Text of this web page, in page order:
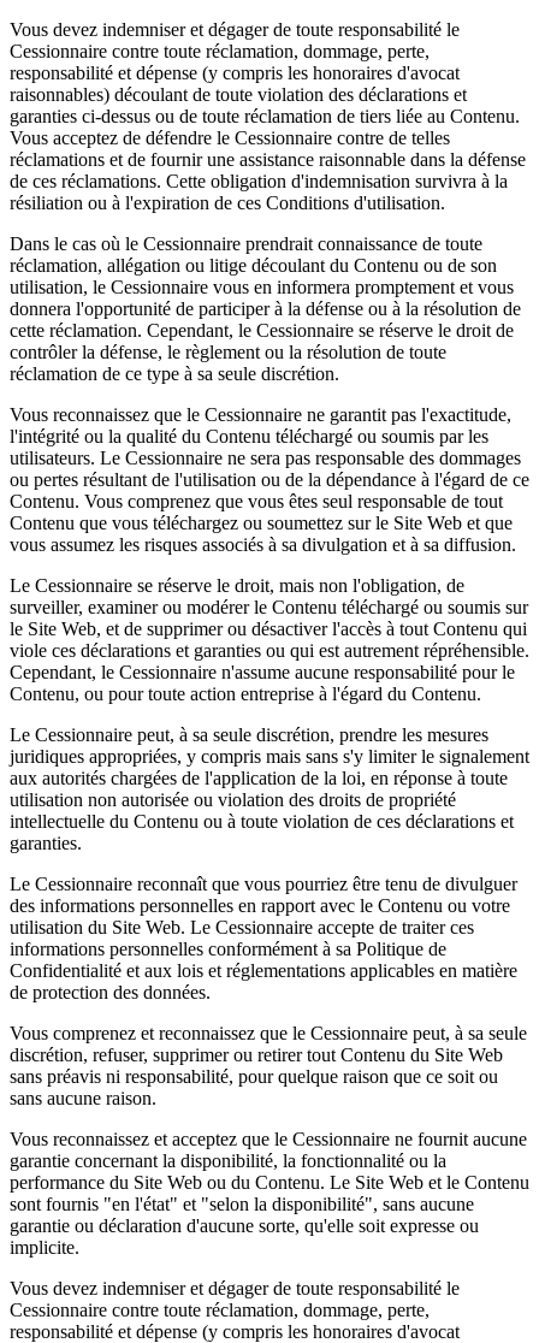
Vous devez indemniser et dégager de toute responsabilité le
Cessionnaire contre toute réclamation, dommage, perte,
responsabilité et dépense (y compris les honoraires d'avocat
raisonnables) découlant de toute violation des déclarations et
garanties ci-dessus ou de toute réclamation de tiers liée au Contenu.
Vous acceptez de défendre le Cessionnaire contre de telles
réclamations et de fournir une assistance raisonnable dans la défense
de ces réclamations. Cette obligation d'indemnisation survivra à la
résiliation ou à l'expiration de ces Conditions d'utilisation.
Dans le cas où le Cessionnaire prendrait connaissance de toute
réclamation, allégation ou litige découlant du Contenu ou de son
utilisation, le Cessionnaire vous en informera promptement et vous
donnera l'opportunité de participer à la défense ou à la résolution de
cette réclamation. Cependant, le Cessionnaire se réserve le droit de
contrôler la défense, le règlement ou la résolution de toute
réclamation de ce type à sa seule discrétion.
Vous reconnaissez que le Cessionnaire ne garantit pas l'exactitude,
l'intégrité ou la qualité du Contenu téléchargé ou soumis par les
utilisateurs. Le Cessionnaire ne sera pas responsable des dommages
ou pertes résultant de l'utilisation ou de la dépendance à l'égard de ce
Contenu. Vous comprenez que vous êtes seul responsable de tout
Contenu que vous téléchargez ou soumettez sur le Site Web et que
vous assumez les risques associés à sa divulgation et à sa diffusion.
Le Cessionnaire se réserve le droit, mais non l'obligation, de
surveiller, examiner ou modérer le Contenu téléchargé ou soumis sur
le Site Web, et de supprimer ou désactiver l'accès à tout Contenu qui
viole ces déclarations et garanties ou qui est autrement répréhensible.
Cependant, le Cessionnaire n'assume aucune responsabilité pour le
Contenu, ou pour toute action entreprise à l'égard du Contenu.
Le Cessionnaire peut, à sa seule discrétion, prendre les mesures
juridiques appropriées, y compris mais sans s'y limiter le signalement
aux autorités chargées de l'application de la loi, en réponse à toute
utilisation non autorisée ou violation des droits de propriété
intellectuelle du Contenu ou à toute violation de ces déclarations et
garanties.
Le Cessionnaire reconnaît que vous pourriez être tenu de divulguer
des informations personnelles en rapport avec le Contenu ou votre
utilisation du Site Web. Le Cessionnaire accepte de traiter ces
informations personnelles conformément à sa Politique de
Confidentialité et aux lois et réglementations applicables en matière
de protection des données.
Vous comprenez et reconnaissez que le Cessionnaire peut, à sa seule
discrétion, refuser, supprimer ou retirer tout Contenu du Site Web
sans préavis ni responsabilité, pour quelque raison que ce soit ou
sans aucune raison.
Vous reconnaissez et acceptez que le Cessionnaire ne fournit aucune
garantie concernant la disponibilité, la fonctionnalité ou la
performance du Site Web ou du Contenu. Le Site Web et le Contenu
sont fournis "en l'état" et "selon la disponibilité", sans aucune
garantie ou déclaration d'aucune sorte, qu'elle soit expresse ou
implicite.
Vous devez indemniser et dégager de toute responsabilité le
Cessionnaire contre toute réclamation, dommage, perte,
responsabilité et dépense (y compris les honoraires d'avocat